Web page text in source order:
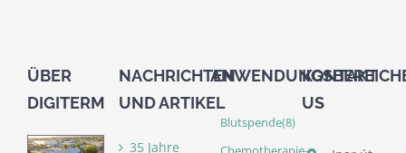
ÜBER
DIGITERM
NACHRICHTEN
UND ARTIKEL
35 Jahre
Blutspende(8)
KONTAKT
US